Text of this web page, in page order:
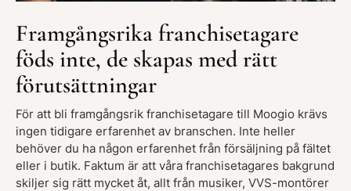
Framgångsrika franchisetagare
föds inte, de skapas med rätt
förutsättningar
För att bli framgångsrik franchisetagare till Moogio krävs
ingen tidigare erfarenhet av branschen. Inte heller
behöver du ha någon erfarenhet från försäljning på fältet
eller i butik. Faktum är att våra franchisetagares bakgrund
skiljer sig rätt mycket åt, allt från musiker, VVS-montörer